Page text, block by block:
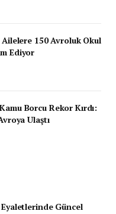
Ailelere 150 Avroluk Okul
Ediyor
Borcu Rekor Kırdı:
Ulaştı
Güncel